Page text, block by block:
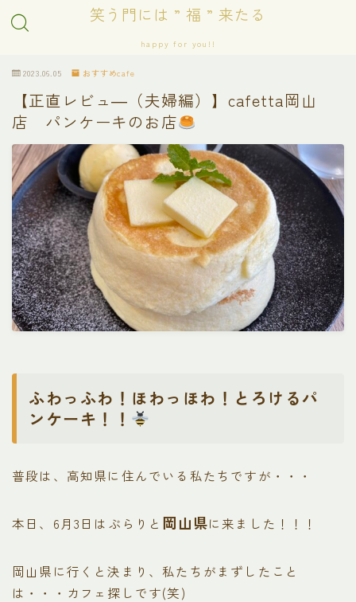
笑う門には ” 福 ” 来たる
happy for you!!
2023.06.05 おすすめcafe
【正直レビュ―（夫婦編）】cafetta岡山
店 パンケーキのお店
ふわっふわ！ほわっほわ！とろけるパ
ンケーキ！！
普段は、高知県に住んでいる私たちですが・・・
本日、6月3日はぶらりと 岡山県に来ました！！！
岡山県に行くと決まり、私たちがまずしたこと
は・・・カフェ探しです(笑)